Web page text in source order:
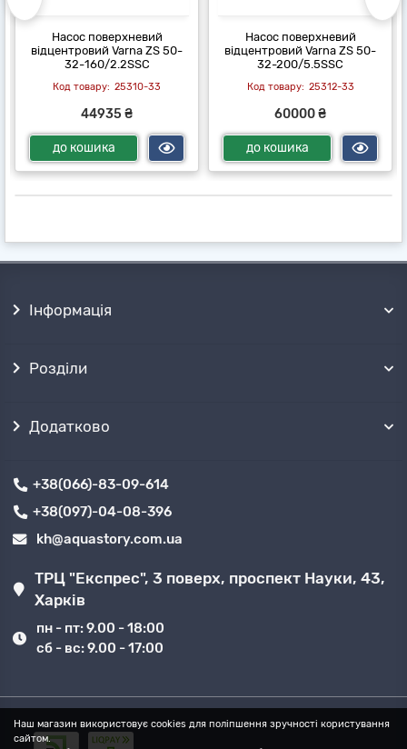
Насос поверхневий
відцентровий Varna ZS 50-
32-160/2.2SSC
25310-33
44935 ₴
до кошика
Насос поверхневий
відцентровий Varna ZS 50-
32-200/5.5SSC
25312-33
60000 ₴
до кошика
Наш магазин використовує cookies для поліпшення зручності користування
сайтом.
Інформація
Розділи
Додатково
+38(066)-83-09-614
+38(097)-04-08-396
kh@aquastory.com.ua
ТРЦ "Експрес", 3 поверх, проспект Науки, 43,
Харків
пн - пт: 9.00 - 18:00
сб - вс: 9.00 - 17:00